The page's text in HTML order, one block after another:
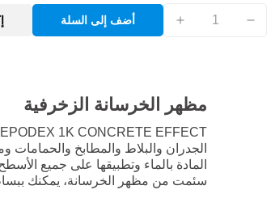
أضف إلى السلة
مظهر الخرسانة الزخرفية
الجدران والبلاط والمطابخ
المادة بالماء وتطبيقها على جميع
سئمت من مظهر الخرسانة، يمكنك